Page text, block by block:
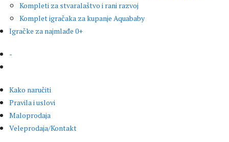
Kompleti za stvaralaštvo i rani razvoj
Komplet igračaka za kupanje Aquababy
Igračke za najmlađe 0+
-
Kako naručiti
Pravila i uslovi
Maloprodaja
Veleprodaja/Kontakt